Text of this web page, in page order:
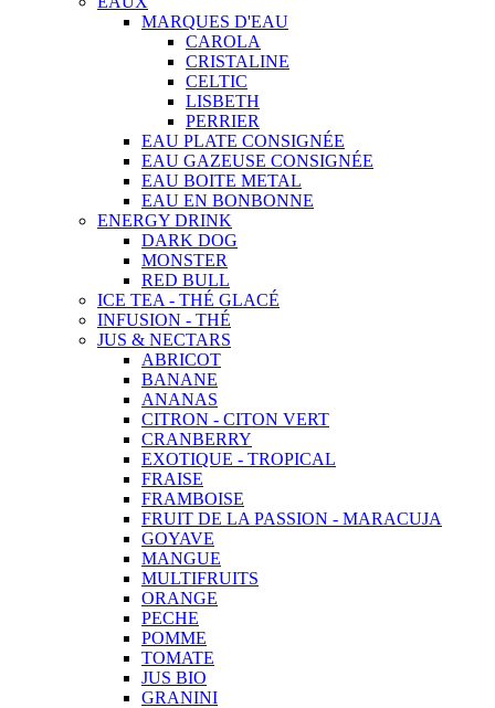
MARQUES D'EAU
CAROLA
CRISTALINE
CELTIC
LISBETH
PERRIER
EAU PLATE CONSIGNÉE
EAU GAZEUSE CONSIGNÉE
EAU BOITE METAL
EAU EN BONBONNE
ENERGY DRINK
DARK DOG
MONSTER
RED BULL
ICE TEA - THÉ GLACÉ
INFUSION - THÉ
JUS & NECTARS
ABRICOT
BANANE
ANANAS
CITRON - CITON VERT
CRANBERRY
EXOTIQUE - TROPICAL
FRAISE
FRAMBOISE
FRUIT DE LA PASSION - MARACUJA
GOYAVE
MANGUE
MULTIFRUITS
ORANGE
PECHE
POMME
TOMATE
JUS BIO
GRANINI